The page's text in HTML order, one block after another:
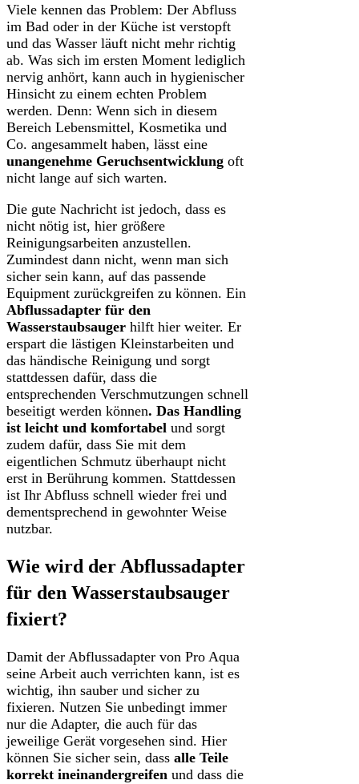
Viele kennen das Problem: Der Abfluss
im Bad oder in der Küche ist verstopft
und das Wasser läuft nicht mehr richtig
ab. Was sich im ersten Moment lediglich
nervig anhört, kann auch in hygienischer
Hinsicht zu einem echten Problem
werden. Denn: Wenn sich in diesem
Bereich Lebensmittel, Kosmetika und
Co. angesammelt haben, lässt eine
unangenehme Geruchsentwicklung oft
nicht lange auf sich warten.
Die gute Nachricht ist jedoch, dass es
nicht nötig ist, hier größere
Reinigungsarbeiten anzustellen.
Zumindest dann nicht, wenn man sich
sicher sein kann, auf das passende
Equipment zurückgreifen zu können. Ein
Abflussadapter für den
Wasserstaubsauger hilft hier weiter. Er
erspart die lästigen Kleinstarbeiten und
das händische Reinigung und sorgt
stattdessen dafür, dass die
entsprechenden Verschmutzungen schnell
beseitigt werden können. Das Handling
ist leicht und komfortabel und sorgt
zudem dafür, dass Sie mit dem
eigentlichen Schmutz überhaupt nicht
erst in Berührung kommen. Stattdessen
ist Ihr Abfluss schnell wieder frei und
dementsprechend in gewohnter Weise
nutzbar.
Wie wird der Abflussadapter
für den Wasserstaubsauger
fixiert?
Damit der Abflussadapter von Pro Aqua
seine Arbeit auch verrichten kann, ist es
wichtig, ihn sauber und sicher zu
fixieren. Nutzen Sie unbedingt immer
nur die Adapter, die auch für das
jeweilige Gerät vorgesehen sind. Hier
können Sie sicher sein, dass alle Teile
korrekt ineinandergreifen und dass die